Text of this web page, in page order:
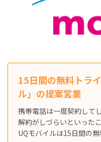
15日間の無料トラ
ル」の提案営業
携帯電話は一度契約して
解約がしづらいといった
UQモバイルは15日間の